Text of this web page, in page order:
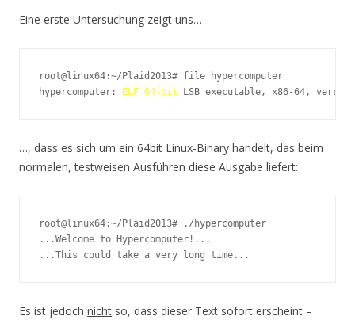
Eine erste Untersuchung zeigt uns…
root@linux64:~/Plaid2013# file hypercomputer
hypercomputer:
ELF 64-bit LSB executable, x86-64,
…, dass es sich um ein 64bit Linux-Binary handelt, das beim
normalen, testweisen Ausführen diese Ausgabe liefert:
root@linux64:~/Plaid2013# ./hypercomputer
...Welcome to Hypercomputer!...
...This could take a very long time...
Es ist jedoch nicht so, dass dieser Text sofort erscheint –